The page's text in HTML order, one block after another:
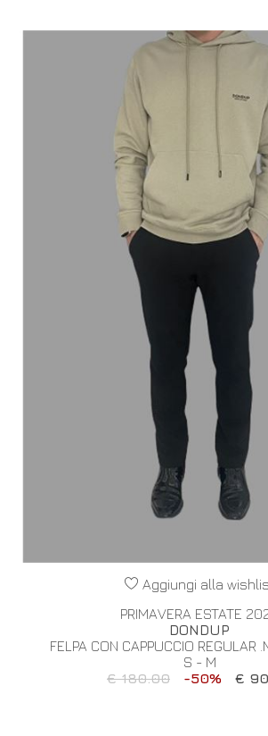
Aggiungi alla
PRIMAVERA ESTATE
DONDUP
FELPA CON CAPPUCCIO REGULAR
S - M
€ 180.00
-50% €